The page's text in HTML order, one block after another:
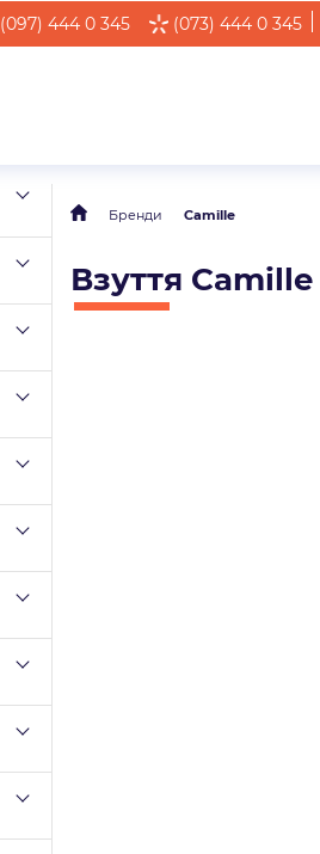
(097) 444 0 345 (073) 444 0 345
Бренди Camille
Взуття